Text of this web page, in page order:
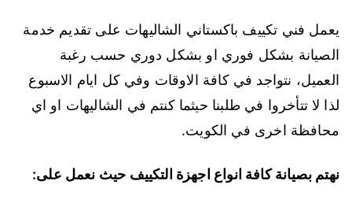
يعمل فني تكييف باكستاني الشاليهات على تقديم خدمة
الصيانة بشكل فوري او بشكل دوري حسب رغبة
العميل، نتواجد في كافة الاوقات وفي كل ايام الاسبوع
لذا لا تتأخروا في طلبنا حيثما كنتم في الشاليهات او اي
محافظة اخرى في الكويت.
نهتم بصيانة كافة انواع اجهزة التكييف حيث نعمل على: